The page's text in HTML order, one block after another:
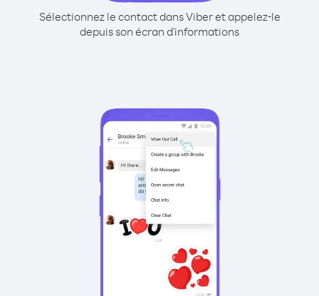
Sélectionnez le contact dans Viber et appelez-le
depuis son écran d'informations